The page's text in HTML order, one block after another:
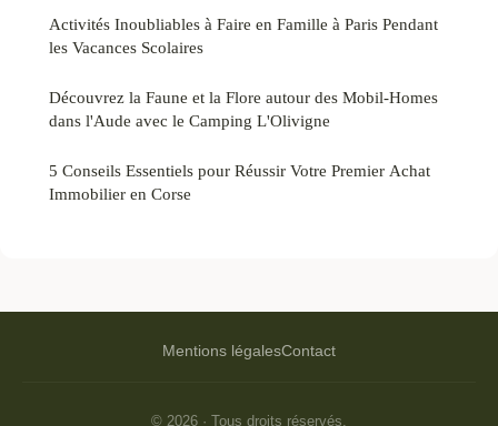
Activités Inoubliables à Faire en Famille à Paris Pendant
les Vacances Scolaires
Découvrez la Faune et la Flore autour des Mobil-Homes
dans l'Aude avec le Camping L'Olivigne
5 Conseils Essentiels pour Réussir Votre Premier Achat
Immobilier en Corse
Mentions légalesContact
© 2026 · Tous droits réservés.